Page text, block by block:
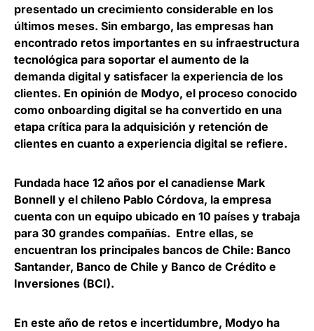
presentado un crecimiento considerable en los
últimos meses. Sin embargo, las empresas han
encontrado retos importantes en su infraestructura
tecnológica para soportar el aumento de la
demanda digital y satisfacer la experiencia de los
clientes. En opinión de Modyo, el proceso conocido
como onboarding digital se ha convertido en una
etapa crítica para la adquisición y retención de
clientes en cuanto a experiencia digital se refiere.
Fundada hace 12 años por el canadiense Mark
Bonnell y el chileno Pablo Córdova, la empresa
cuenta con un equipo ubicado en 10 países y trabaja
para 30 grandes compañías. Entre ellas, se
encuentran los principales bancos de Chile: Banco
Santander, Banco de Chile y Banco de Crédito e
Inversiones (BCI).
En este año de retos e incertidumbre, Modyo ha